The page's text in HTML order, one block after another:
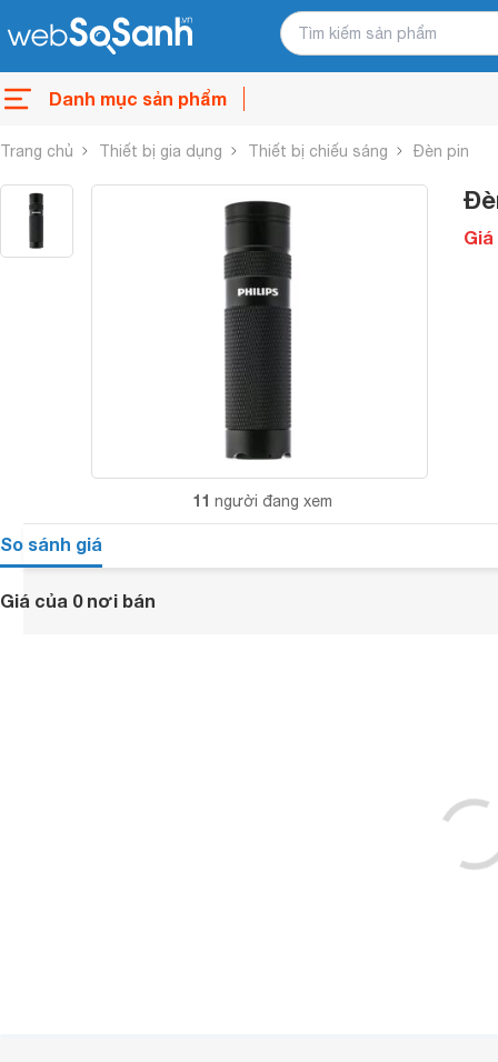
Danh mục sản phẩm
Trang chủ Thiết bị gia dụng Thiết bị chiếu sáng Đèn pin
11 người đang xem
So sánh giá
Giá của 0 nơi bán